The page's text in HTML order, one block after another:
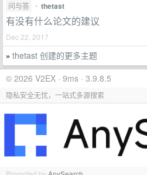
问与答 • thetast
有没有什么论文的建议
Dec 22, 2017
» thetast 创建的更多主题
© 2026 V2EX · 9ms · 3.9.8.5
隐私安全无忧，一站式多源搜索